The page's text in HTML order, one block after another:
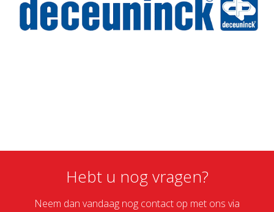
Wilms
Hebt u nog vragen?
Neem dan vandaag nog contact op met ons via